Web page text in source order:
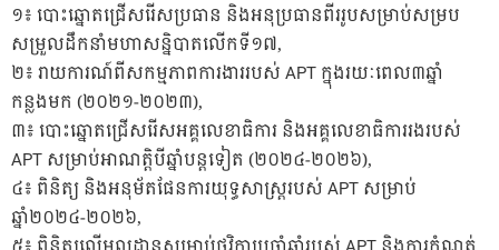
១៖ បោះឆ្នោតជ្រើសរើសប្រធាន និងអនុប្រធានពីររូបសម្រាប់សម្រប
សម្រួលដឹកនាំមហាសន្និបាតលើកទី១៧,
២៖ រាយការណ៍ពីសកម្មភាពការងាររបស់ APT ក្នុងរយៈពេល៣ឆ្នាំ
កន្លងមក (២០២១-២០២៣),
៣៖ បោះឆ្នោតជ្រើសរើសអគ្គលេខាធិការ និងអគ្គលេខាធិការរងរបស់
APT សម្រាប់អាណត្តិបីឆ្នាំបន្តទៀត (២០២៤-២០២៦),
៤៖ ពិនិត្យ និងអនុម័តផែនការយុទ្ធសាស្ត្ររបស់ APT សម្រាប់
ឆ្នាំ២០២៤-២០២៦,